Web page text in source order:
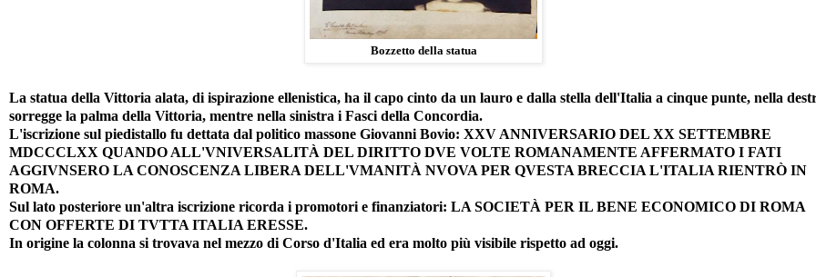
Bozzetto della statua
La statua della Vittoria alata, di ispirazione ellenistica, ha il capo cinto da un lauro e dalla stella dell'Italia a cinque punte, nella
sorregge la palma della Vittoria, mentre nella sinistra i Fasci della Concordia.
L'iscrizione sul piedistallo fu dettata dal politico massone Giovanni Bovio: XXV ANNIVERSARIO DEL XX SETTEMBRE
MDCCCLXX QUANDO ALL'VNIVERSALITÀ DEL DIRITTO DVE VOLTE ROMANAMENTE AFFERMATO I FATI
AGGIVNSERO LA CONOSCENZA LIBERA DELL'VMANITÀ NVOVA PER QVESTA BRECCIA L'ITALIA RIENTRÒ IN
ROMA.
Sul lato posteriore un'altra iscrizione ricorda i promotori e finanziatori: LA SOCIETÀ PER IL BENE ECONOMICO DI ROMA
CON OFFERTE DI TVTTA ITALIA ERESSE.
In origine la colonna si trovava nel mezzo di Corso d'Italia ed era molto più visibile rispetto ad oggi.